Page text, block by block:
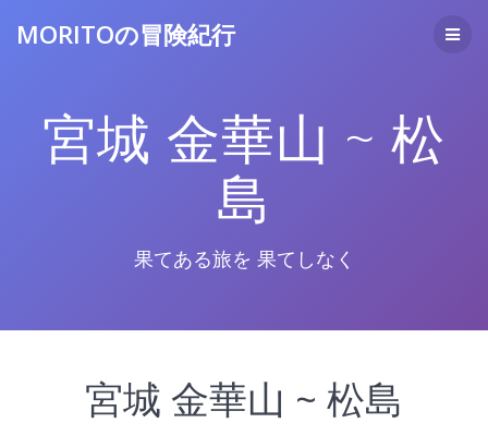
へ
ス
キ
ッ
プ
MORITOの冒険紀行
宮城 金華山 ~ 松
島
果てある旅を 果てしなく
宮城 金華山 ~ 松島